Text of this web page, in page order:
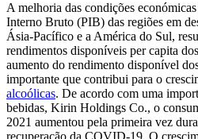
A melhoria das condições
Interno Bruto (PIB) das regiões em
Ásia-Pacífico e a América do Sul,
rendimentos disponíveis per capita
aumento do rendimento disponível
importante que contribui para o
alcoólicas. De acordo com uma
bebidas, Kirin Holdings Co., o
2021 aumentou pela primeira vez